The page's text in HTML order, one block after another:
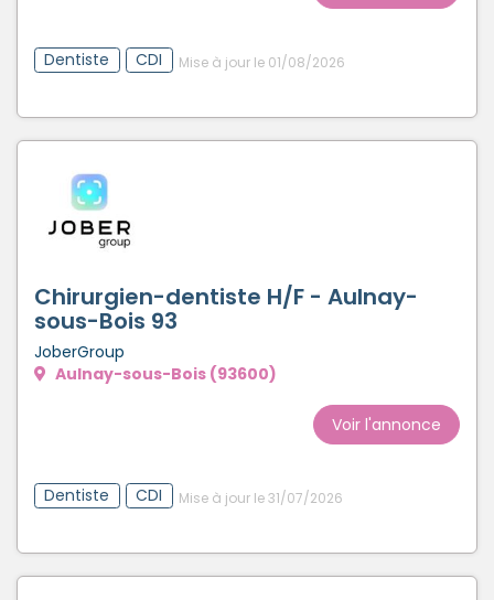
Dentiste CDI Mise à jour le 01/08/2026
Chirurgien-dentiste H/F - Aulnay-
sous-Bois 93
JoberGroup
Aulnay-sous-Bois (93600)
Voir l'annonce
Dentiste CDI Mise à jour le 31/07/2026